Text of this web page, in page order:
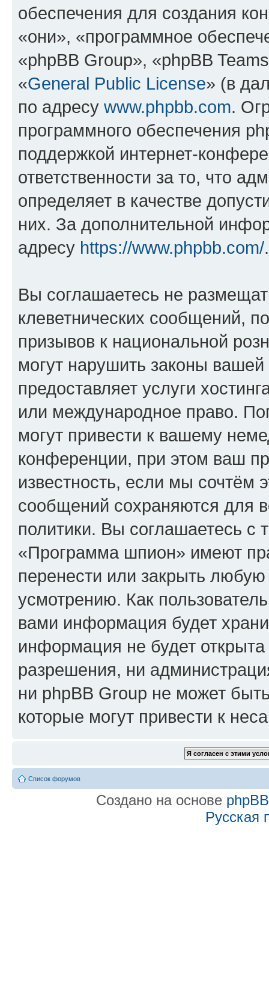
обеспечения для создания
«они», «программное
«phpBB Group», «phpBB
«General Public License» (в
по адресу www.phpbb.com.
программного обеспечения
поддержкой интернет-
ответственности за то, что
определяет в качестве
них. За дополнительной
адресу https://www.phpbb.com/.
Вы соглашаетесь не
клеветнических сообщений,
призывов к национальной
могут нарушить законы
предоставляет услуги
или международное право.
могут привести к вашему
конференции, при этом ваш
известность, если мы сочтём
сообщений сохраняются для
политики. Вы соглашаетесь
«Программа шпион» имеют
перенести или закрыть
усмотрению. Как
вами информация будет
информация не будет
разрешения, ни
ни phpBB Group не может
которые могут привести к
Список форумов
Создано на основе phpBB
Русская